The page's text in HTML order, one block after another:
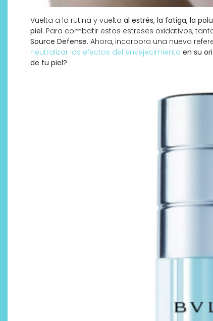
Vuelta a la rutina y vuelta al estrés, la fatiga, la
piel. Para combatir estos estreses oxidativos,
Source Defense. Ahora, incorpora una nueva
neutralizar los efectos del envejecimiento en su
de tu piel?